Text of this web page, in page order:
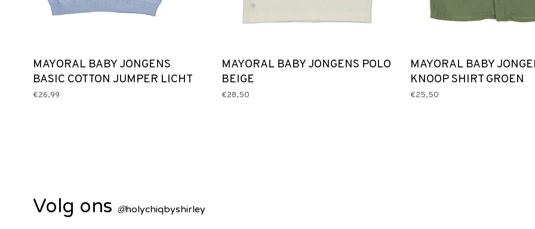
MAYORAL BABY JONGENS
BASIC COTTON JUMPER LICHT
BLAUW
€26,99
MAYORAL BABY JONGENS POLO
BEIGE
€28,50
MAYORAL BABY
KNOOP SHIRT GROEN
€25,50
Volg ons @holychiqbyshirley